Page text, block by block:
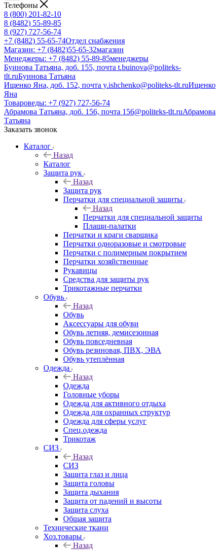
Телефоны
8 (800) 201-82-10
8 (8482) 55-89-85
8 (927) 727-56-74
+7 (8482) 55-65-74Отдел снабжения
Магазин: +7 (8482)55-65-32магазин
Менеджеры: +7 (8482) 55-89-85менеджеры
Буинова Татьяна, доб. 155, почта t.buinova@politeks-
tlt.ruБуинова Татьяна
Ищенко Яна, доб. 152, почта y.ishchenko@politeks-tlt.ruИщенко
Яна
Товароведы: +7 (927) 727-56-74
Абрамова Татьяна, доб. 156, почта 156@politeks-tlt.ruАбрамова
Татьяна
Заказать звонок
Каталог
Назад
Каталог
Защита рук
Назад
Защита рук
Перчатки для специальной защиты
Назад
Перчатки для специальной защиты
Плащи-палатки
Перчатки и краги сварщика
Перчатки одноразовые и смотровые
Перчатки с полимерным покрытием
Перчатки хозяйственные
Рукавицы
Средства для защиты рук
Трикотажные перчатки
Обувь
Назад
Обувь
Аксессуары для обуви
Обувь летняя, демисезонная
Обувь повседневная
Обувь резиновая, ПВХ, ЭВА
Обувь утеплённая
Одежда
Назад
Одежда
Головные уборы
Одежда для активного отдыха
Одежда для охранных структур
Одежда для сферы услуг
Спец.одежда
Трикотаж
СИЗ
Назад
СИЗ
Защита глаз и лица
Защита головы
Защита дыхания
Защита от падений и высоты
Защита слуха
Общая защита
Технические ткани
Хоз.товары
Назад